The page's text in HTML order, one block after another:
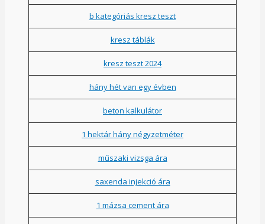
b kategóriás kresz teszt
kresz táblák
kresz teszt 2024
hány hét van egy évben
beton kalkulátor
1 hektár hány négyzetméter
műszaki vizsga ára
saxenda injekció ára
1 mázsa cement ára